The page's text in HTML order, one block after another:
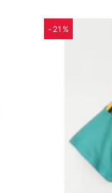
-21%